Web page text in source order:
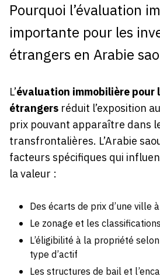
Pourquoi l’évaluation
importante pour les
étrangers en Arabie
L’évaluation immobilière pour
étrangers réduit l’exposition
prix pouvant apparaître dans
transfrontalières. L’Arabie
facteurs spécifiques qui
la valeur :
Des écarts de prix d’une ville
Le zonage et les
L’éligibilité à la propriété
type d’actif
Les structures de bail et